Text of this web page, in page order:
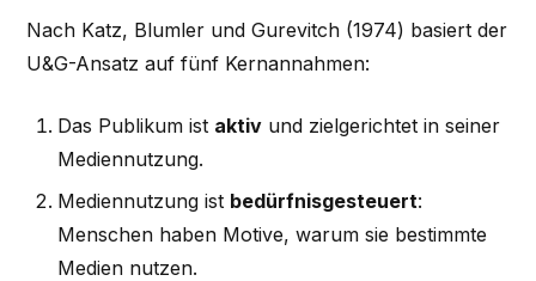
Nach Katz, Blumler und Gurevitch (1974) basiert der
U&G-Ansatz auf fünf Kernannahmen:
Das Publikum ist aktivund zielgerichtet in seiner
Mediennutzung.
Mediennutzung ist bedürfnisgesteuert:
Menschen haben Motive, warum sie bestimmte
Medien nutzen.